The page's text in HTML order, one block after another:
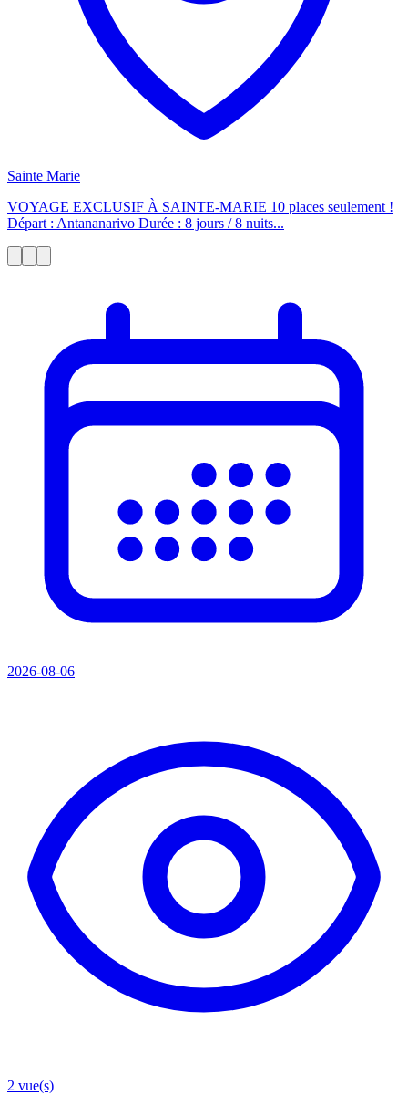
Sainte Marie
VOYAGE EXCLUSIF À SAINTE-MARIE 10 places seulement !
Départ : Antananarivo Durée : 8 jours / 8 nuits...
2026-08-06
2 vue(s)